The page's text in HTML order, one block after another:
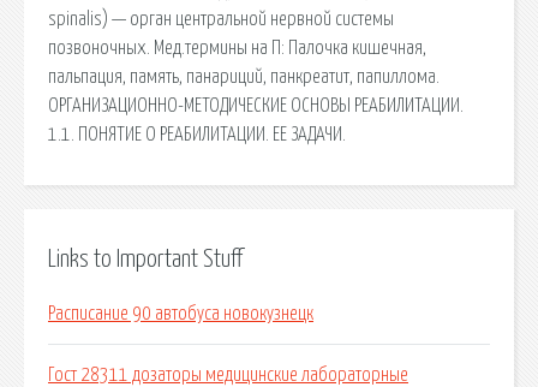
spinalis) — орган центральной нервной системы
позвоночных. Мед.термины на П: Палочка кишечная,
пальпация, память, панариций, панкреатит, папиллома.
ОРГАНИЗАЦИОННО-МЕТОДИЧЕСКИЕ ОСНОВЫ РЕАБИЛИТАЦИИ.
1.1. ПОНЯТИЕ О РЕАБИЛИТАЦИИ. ЕЕ ЗАДАЧИ.
Links to Important Stuff
Расписание 90 автобуса новокузнецк
Гост 28311 дозаторы медицинские лабораторные